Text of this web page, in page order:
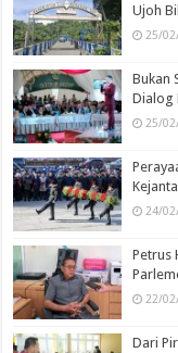
Ujoh
25/
Bukan
Dialog
25/
24/
Petrus
22/
Dari